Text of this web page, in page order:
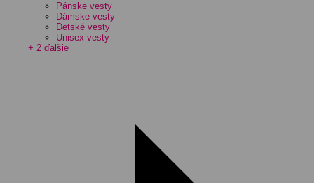
Pánske vesty
Dámske vesty
Detské vesty
Unisex vesty
+ 2 ďalšie